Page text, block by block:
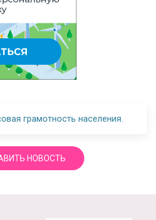
грамотность населения.
НОВОСТЬ